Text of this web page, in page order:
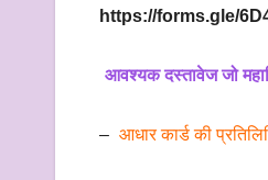
https://forms.gle/
आवश्यक दस्तावेज जो
– आधार कार्ड की